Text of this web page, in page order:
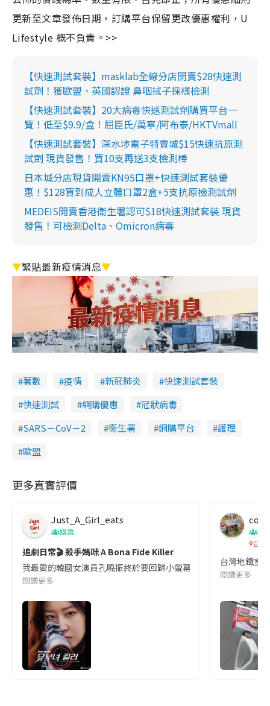
更新至文章發佈日期，訂購平台保留更改優惠權利，U
Lifestyle 概不負責。>>
【快速測試套裝】masklab全線分店開賣$28快速測
試劑！獲歐盟、英國認證 鼻咽拭子採樣檢測
【快速測試套裝】20大病毒快速測試劑購買平台一
覽！低至$9.9/盒！屈臣氏/萬寧/阿布泰/HKTVmall
【快速測試套裝】深水埗電子特賣城$15快速抗原測
試劑 現貨發售！買10支再送3支檢測棒
日本城分店現貨開賣KN95口罩+快速測試套裝優
惠！$128買到成人立體口罩2盒+5支抗原檢測試劑
MEDEIS開賣香港衛生署認可$18快速測試套裝 現貨
發售！可檢測Delta、Omicron病毒
▼緊貼最新疫情消息▼
著數 疫情 新冠肺炎
快速測試套裝
快速測試
網購優惠
冠狀病毒
SARS－CoV－2
衞生署 網購平台
護理
歐盟
更多真實評價
Just_A_Girl_eats
娛樂
追劇日常🎬 殺手媽咪 A Bona Fide Killer
我最愛的韓國女演員孔曉振終於要回歸小螢幕啦!這次的劇本改編
閱讀更多
co
吹
台灣
台灣地鐵宣
閱讀更多